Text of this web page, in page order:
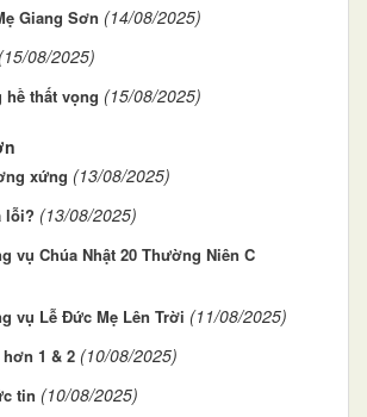
Giang Sơn (14/08/2025)
(15/08/2025)
hề thất vọng (15/08/2025)
xứng (13/08/2025)
lỗi? (13/08/2025)
vụ Chúa Nhật 20 Thường Niên C
vụ Lễ Đức Mẹ Lên Trời (11/08/2025)
1 & 2 (10/08/2025)
tin (10/08/2025)